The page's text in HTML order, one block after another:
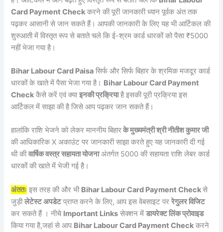
Card Payment Check करने की पूरी जानकारी ध्यान पूर्वक अंत तक
पढ़कर आसानी से जान सकते हैं। आपकी जानकारी के लिए यह भी आर्टिकल की
शुरुआती में विस्तृत रूप से बताते चले कि ई-श्रम कार्ड धारकों को पैसा ₹5000
नहीं भेजा गया है।
Bihar Labour Card Paisa सिर्फ और सिर्फ बिहार के श्रमिक मजदूर कार्ड
धारकों के खाते में पैसा भेजा गया है। Bihar Labour Card Payment
Check कैसे करें एवं क्याइनकी प्रक्रियाहै इसकी पूरी प्रक्रिया इस
आर्टिकल में साझा की है जिसे आप पढ़कर जान सकते हैं।
हालांकि राशि भेजने को लेकर माननीय बिहारके मुख्यमंत्री श्री नीतीश कुमार जी
की आधिकारिक X अकाउंट पर जानकारी साझा करते हुए यह जानकारी दी गई
थी कीवार्षिक वस्त्र सहायता योजनाअंतर्गत 5000 की सहायता राशि लेबर कार्ड
धारकों की खाते में भेजी गई है।
अंततः इस तरह की और भी Bihar Labour Card Payment Checkसे
जुड़ीलेटेस्ट अपडेटप्राप्त करने के लिए, आप इस वेबसाइट पररेगुलर विजिट
कर सकते हैं । नीचे Important Links सेक्शन मेंडायरेक्ट लिंक प्रोवाइड
किया गया है,जहां से आप Bihar Labour Card Payment Check करने